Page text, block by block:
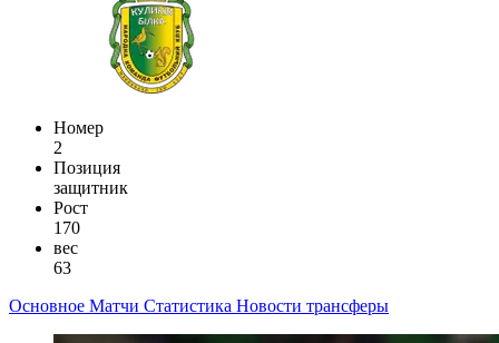
Номер
2
Позиция
защитник
Рост
170
вес
63
Основное Матчи Статистика Новости трансферы